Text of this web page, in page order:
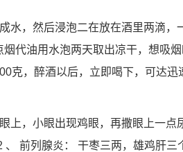
水，然后浸泡二在放在酒里两滴，
代油用水泡两天取出凉干，想吸
克，醉酒以后，立即喝下，可达迅
上，小眼出现鸡眼，再撒眼上一点
前列腺炎： 干枣三两，雄鸡肝三